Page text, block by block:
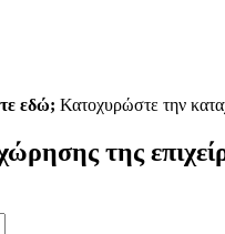
εδώ; Κατοχυρώστε την
της